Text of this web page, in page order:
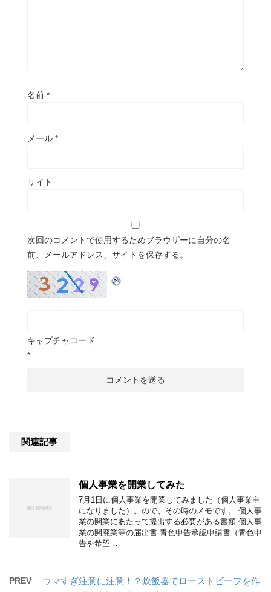
名前 *
メール *
サイト
次回のコメントで使用するためブラウザーに自分の名
前、メールアドレス、サイトを保存する。
キャプチャコード
*
関連記事
個人事業を開業してみた
7月1日に個人事業を開業してみました（個人事業主
になりました）。ので、その時のメモです。 個人事
業の開業にあたって提出する必要がある書類 個人事
業の開廃業等の届出書 青色申告承認申請書（青色申
告を希望 …
PREV
ウマすぎ注意に注意！？炊飯器でローストビーフを作